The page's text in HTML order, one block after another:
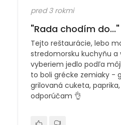
pred 3 rokmi
"Rada chodím do..."
Tejto reštaurácie, lebo
stredomorsku kuchyňu a
vyberiem jedlo podľa
to boli grécke zemiaky -
grilovaná cuketa,
odporúčam 👌